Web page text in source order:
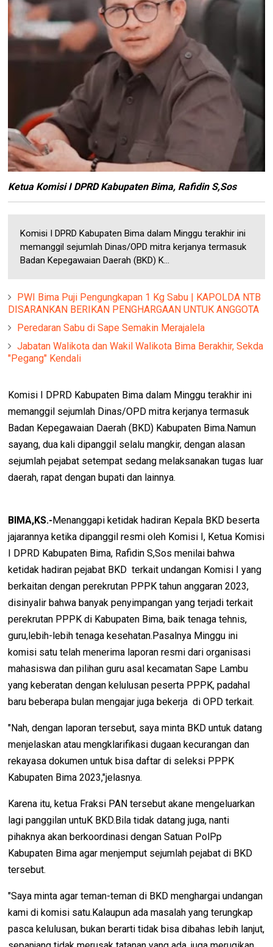
Ketua Komisi I DPRD Kabupaten Bima, Rafidin S,Sos
Komisi I DPRD Kabupaten Bima dalam Minggu terakhir ini
memanggil sejumlah Dinas/OPD mitra kerjanya termasuk
Badan Kepegawaian Daerah (BKD) K...
PWI Bima Puji Pengungkapan 1 Kg Sabu | KAPOLDA NTB
DISARANKAN BERIKAN PENGHARGAAN UNTUK ANGGOTA
Peredaran Sabu di Sape Semakin Merajalela
Jabatan Walikota dan Wakil Walikota Bima Berakhir, Sekda
"Pegang" Kendali
Komisi I DPRD Kabupaten Bima dalam Minggu terakhir ini
memanggil sejumlah Dinas/OPD mitra kerjanya termasuk
Badan Kepegawaian Daerah (BKD) Kabupaten Bima.Namun
sayang, dua kali dipanggil selalu mangkir, dengan alasan
sejumlah pejabat setempat sedang melaksanakan tugas luar
daerah, rapat dengan bupati dan lainnya.
BIMA,KS.- Menanggapi ketidak hadiran Kepala BKD beserta
jajarannya ketika dipanggil resmi oleh Komisi I, Ketua Komisi
I DPRD Kabupaten Bima, Rafidin S,Sos menilai bahwa
ketidak hadiran pejabat BKD terkait undangan Komisi I yang
berkaitan dengan perekrutan PPPK tahun anggaran 2023,
disinyalir bahwa banyak penyimpangan yang terjadi terkait
perekrutan PPPK di Kabupaten Bima, baik tenaga tehnis,
guru,lebih-lebih tenaga kesehatan.Pasalnya Minggu ini
komisi satu telah menerima laporan resmi dari organisasi
mahasiswa dan pilihan guru asal kecamatan Sape Lambu
yang keberatan dengan kelulusan peserta PPPK, padahal
baru beberapa bulan mengajar juga bekerja di OPD terkait.
"Nah, dengan laporan tersebut, saya minta BKD untuk datang
menjelaskan atau mengklarifikasi dugaan kecurangan dan
rekayasa dokumen untuk bisa daftar di seleksi PPPK
Kabupaten Bima 2023,"jelasnya.
Karena itu, ketua Fraksi PAN tersebut akane mengeluarkan
lagi panggilan untuK BKD.Bila tidak datang juga, nanti
pihaknya akan berkoordinasi dengan Satuan PolPp
Kabupaten Bima agar menjemput sejumlah pejabat di BKD
tersebut.
"Saya minta agar teman-teman di BKD menghargai undangan
kami di komisi satu.Kalaupun ada masalah yang terungkap
pasca kelulusan, bukan berarti tidak bisa dibahas lebih lanjut,